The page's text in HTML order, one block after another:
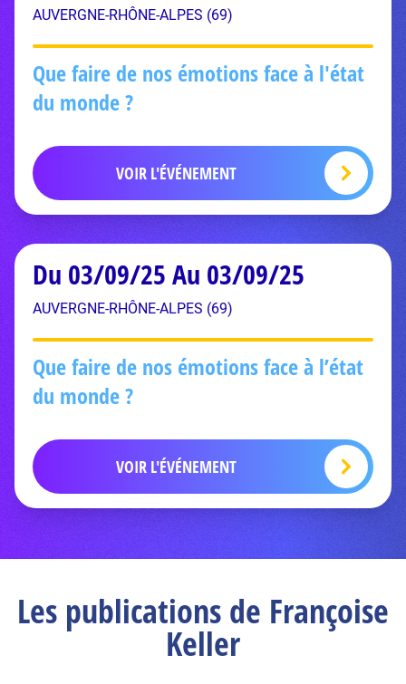
AUVERGNE-RHÔNE-ALPES (69)
Que faire de nos émotions face à l'état
du monde ?
VOIR L'ÉVÉNEMENT
Du 03/09/25 Au 03/09/25
AUVERGNE-RHÔNE-ALPES (69)
Que faire de nos émotions face à l’état
du monde ?
VOIR L'ÉVÉNEMENT
Les publications de Françoise
Keller